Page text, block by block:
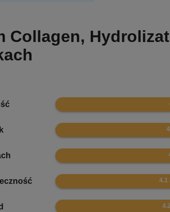
Collagen, Hydrolizat
9.1
8.9
8.8
8.2
8.4